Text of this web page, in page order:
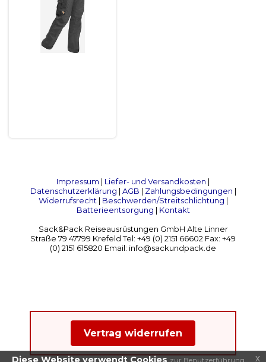
Impressum | Liefer- und Versandkosten |
Datenschutzerklärung | AGB | Zahlungsbedingungen |
Widerrufsrecht| Beschwerden/Streitschlichtung |
Batterieentsorgung | Kontakt
Sack&Pack Reiseausrüstungen GmbH Alte Linner
Straße 79 47799 Krefeld Tel: +49 (0) 2151 66602 Fax: +49
(0) 2151 615820 Email: info@sackundpack.de
Vertrag widerrufen
Diese Website verwendt Cookies zur Benutzerführung x